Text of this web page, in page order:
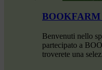
BOOKFARM
Benvenuti nello
partecipato a
troverete una